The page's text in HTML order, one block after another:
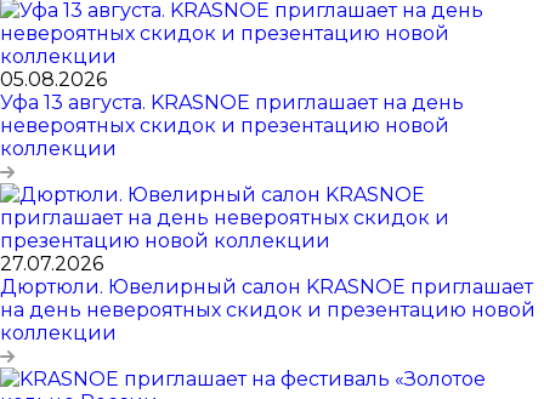
05.08.2026
Уфа 13 августа. KRASNOE приглашает на день
невероятных скидок и презентацию новой
коллекции
27.07.2026
Дюртюли. Ювелирный салон KRASNOE приглашает
на день невероятных скидок и презентацию новой
коллекции